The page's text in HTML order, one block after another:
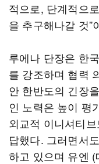
적으로, 단계적으
을 추구해나갈 것”
루에나 단장은 한
를 강조하며 협력
안 한반도의 긴장
인 노력은 높이 평
외교적 이니셔티
답했다. 그러면서
하고 있으며 유엔